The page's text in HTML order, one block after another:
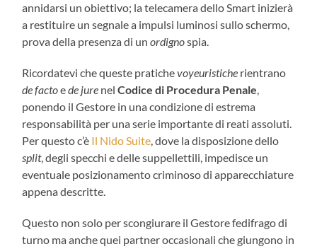
annidarsi un obiettivo; la telecamera dello Smart inizierà
a restituire un segnale a impulsi luminosi sullo schermo,
prova della presenza di unordignospia.
Ricordatevi che queste pratichevoyeuristiche rientrano
de factoede jure nelCodice di Procedura Penale,
ponendo il Gestore in una condizione di estrema
responsabilità per una serie importante di reati assoluti.
Per questo c’è Il Nido Suite, dove la disposizione dello
split, degli specchi e delle suppellettili, impedisce un
eventuale posizionamento criminoso di apparecchiature
appena descritte.
Questo non solo per scongiurare il Gestore fedifrago di
turno ma anche quei partner occasionali che giungono in